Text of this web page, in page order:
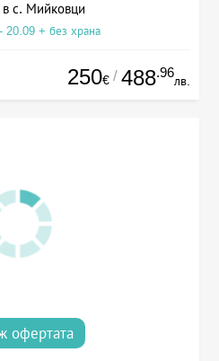
в с. Мийковци
20.09 + без храна
250€ / 488.96
лв.
офертата